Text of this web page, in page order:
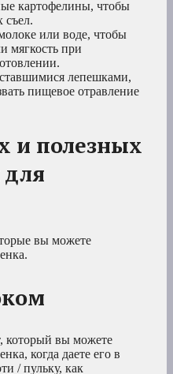
картофелины, чтобы
съел.
или воде, чтобы
мягкость при
лепешками,
пищевое отравление
и полезных
вы можете
который вы можете
когда даете его в
/ пульку, как